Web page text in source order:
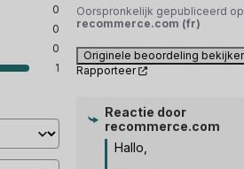
0
0
0
1
Oorspronkelijk gepubliceerd op
recommerce.com (fr)
Originele beoordeling
Rapporteer
Reactie door
recommerce.com
Hallo,